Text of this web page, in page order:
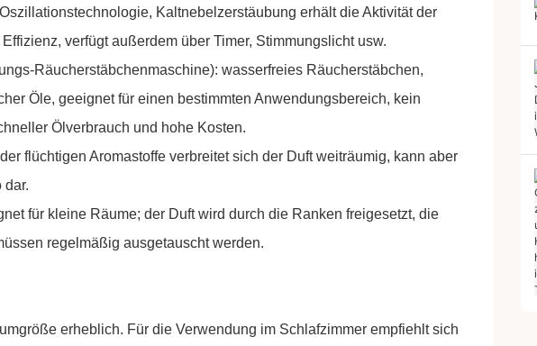
Kaltnebelzerstäubung erhält die Aktivität der
verfügt außerdem über Timer, Stimmungslicht usw.
Räucherstäbchenmaschine): wasserfreies Räucherstäbchen,
Öle, geeignet für einen bestimmten Anwendungsbereich, kein
Ölverbrauch und hohe Kosten.
flüchtigen Aromastoffe verbreitet sich der Duft weiträumig, kann aber
dar.
für kleine Räume; der Duft wird durch die Ranken freigesetzt, die
regelmäßig ausgetauscht werden.
erheblich. Für die Verwendung im Schlafzimmer empfiehlt sich